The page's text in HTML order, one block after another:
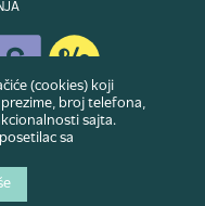
owned byDubes doo
(cookies) koji
broj telefona,
sajta.
sa